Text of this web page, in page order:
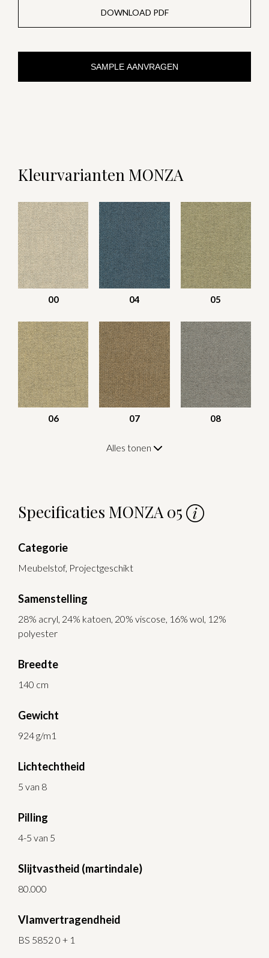
DOWNLOAD PDF
SAMPLE AANVRAGEN
Kleurvarianten MONZA
00 04 05
06 07 08
Alles tonen
Specificaties MONZA 05
Categorie
Meubelstof, Projectgeschikt
Samenstelling
28% acryl, 24% katoen, 20% viscose, 16% wol, 12%
polyester
Breedte
140 cm
Gewicht
924 g/m1
Lichtechtheid
5 van 8
Pilling
4-5 van 5
Slijtvastheid (martindale)
80.000
Vlamvertragendheid
BS 5852 0 + 1